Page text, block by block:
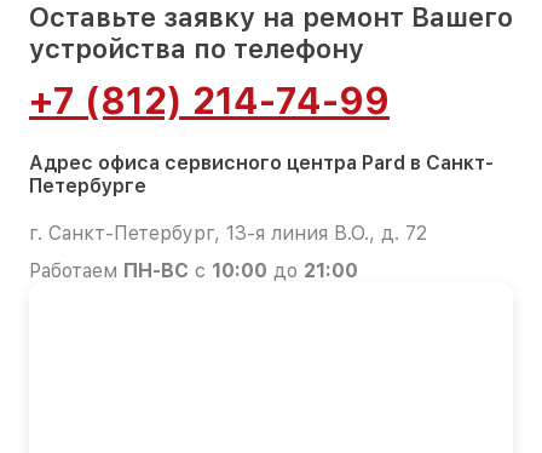
Оставьте заявку на ремонт Вашего
устройства по телефону
+7 (812) 214-74-99
Адрес офиса сервисного центра Pard в Санкт-
Петербурге
г. Санкт-Петербург, 13-я линия В.О., д. 72
Работаем ПН-ВС с 10:00 до 21:00